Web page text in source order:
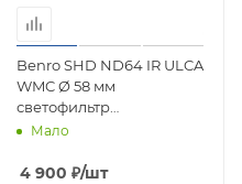
Benro SHD ND64 IR ULCA
WMC Ø 58 мм
светофильтр
нейтрально-серый
Мало
4 900 ₽/шт